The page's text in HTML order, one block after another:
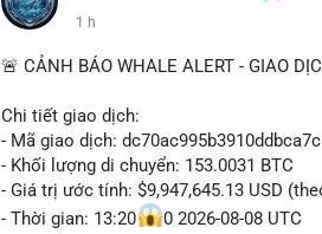
1 h
🚨 CẢNH BÁO WHALE ALERT - GIAO
Chi tiết giao dịch:
- Mã giao dịch:
- Khối lượng di chuyển: 153.0031 BTC
- Giá trị ước tính: $9,947,645.13 USD
- Thời gian: 13:20
0 2026-08-08 UTC